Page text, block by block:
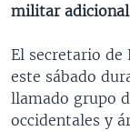
EL MUNDO AL
FORO [RADIO]
DEPORTIVO
NOTA
Idiomas
militar
El secretario de
este sábado
llamado grupo
occidentales y